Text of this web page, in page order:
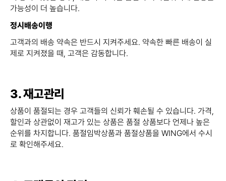
가능성이 더 높습니다.
정시배송이행
고객과의 배송 약속은 반드시 지켜주세요. 약속한 빠른 배송이 실
제로 지켜졌을 때, 고객은 감동합니다.
3. 재고관리
상품이 품절되는 경우 고객들의 신뢰가 훼손될 수 있습니다. 가격,
할인과 상관없이 재고가 있는 상품은 품절 상품보다 언제나 높은
순위를 차지합니다. 품절임박상품과 품절상품을 WING에서 수시
로 확인해주세요.